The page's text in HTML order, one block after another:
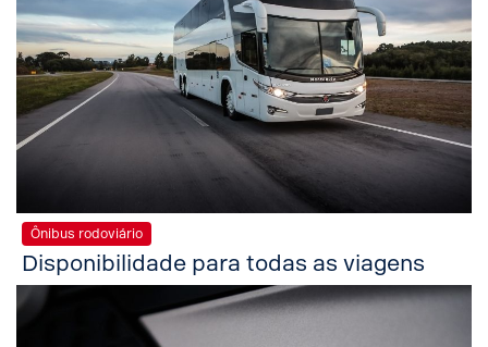
Ônibus rodoviário
Disponibilidade para todas as viagens